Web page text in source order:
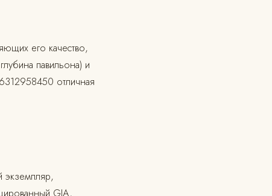
его качество,
павильона) и
отличная
экземпляр,
GIA,